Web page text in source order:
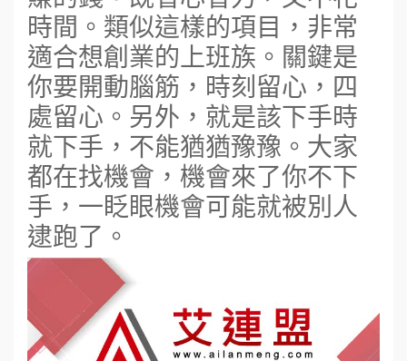
時間。類似這樣的項目，非常
適合想創業的上班族。關鍵是
你要開動腦筋，時刻留心，四
處留心。另外，就是該下手時
就下手，不能猶猶豫豫。大家
都在找機會，機會來了你不下
手，一眨眼機會可能就被別人
逮跑了。